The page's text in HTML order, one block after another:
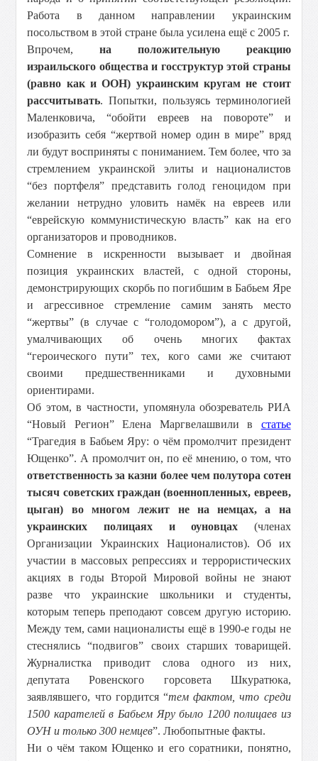
Работа в данном направлении украинским
посольством в этой стране была усилена ещё с 2005 г.
Впрочем,на положительную реакцию
израильского общества и госструктур этой страны
(равно как и ООН) украинским кругам не стоит
рассчитывать. Попытки, пользуясь терминологией
Маленковича, “обойти евреев на повороте” и
изобразить себя “жертвой номер один в мире” вряд
ли будут восприняты с пониманием. Тем более, что за
стремлением украинской элиты и националистов
“без портфеля” представить голод геноцидом при
желании нетрудно уловить намёк на евреев или
“еврейскую коммунистическую власть” как на его
организаторов и проводников.
Сомнение в искренности вызывает и двойная
позиция украинских властей, с одной стороны,
демонстрирующих скорбь по погибшим в Бабьем Яре
и агрессивное стремление самим занять место
“жертвы” (в случае с “голодомором”), а с другой,
умалчивающих об очень многих фактах
“героического пути” тех, кого сами же считают
своими предшественниками и духовными
ориентирами.
Об этом, в частности, упомянула обозреватель РИА
“Новый Регион” Елена Маргвелашвили в статье
“Трагедия в Бабьем Яру: о чём промолчит президент
Ющенко”. А промолчит он, по её мнению, о том, что
ответственность за казни более чем полутора сотен
тысяч советских граждан (военнопленных, евреев,
цыган) во многом лежит не на немцах, а на
украинских полицаях и оуновцах (членах
Организации Украинских Националистов). Об их
участии в массовых репрессиях и террористических
акциях в годы Второй Мировой войны не знают
разве что украинские школьники и студенты,
которым теперь преподают совсем другую историю.
Между тем, сами националисты ещё в 1990-е годы не
стеснялись “подвигов” своих старших товарищей.
Журналистка приводит слова одного из них,
депутата Ровенского горсовета Шкуратюка,
заявлявшего, что гордится “тем фактом, что среди
1500 карателей в Бабьем Яру было 1200 полицаев из
ОУН и только 300 немцев”. Любопытные факты.
Ни о чём таком Ющенко и его соратники, понятно,